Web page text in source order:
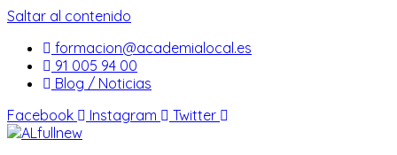
Saltar al contenido
formacion@academialocal.es
91 005 94 00
Blog / Noticias
Facebook
Instagram Twitter